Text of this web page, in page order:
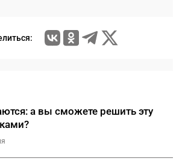
а вы сможете решить эту